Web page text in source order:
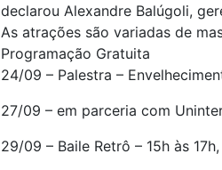
declarou Alexandre Balúgoli,
As atrações são variadas de
Programação Gratuita
24/09 – Palestra –
27/09 – em parceria com
29/09 – Baile Retrô – 15h às